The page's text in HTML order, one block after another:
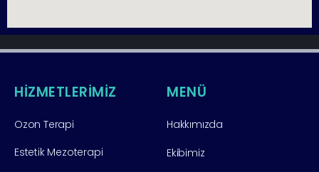
HİZMETLERİMİZ
Ozon Terapi
Estetik Mezoterapi
MENÜ
Hakkımızda
Ekibimiz